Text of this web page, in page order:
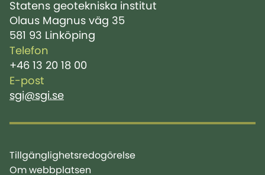
Statens geotekniska institut
Olaus Magnus väg 35
581 93 Linköping
Telefon
+46 13 20 18 00
E-post
sgi@sgi.se
Tillgänglighetsredogörelse
Om webbplatsen